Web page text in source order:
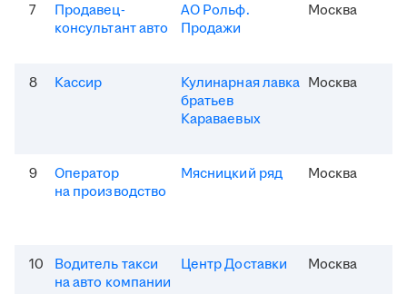
7
Продавец-
консультант авто
АО Рольф.
Продажи
Москва
8 Кассир
Кулинарная лавка
братьев
Караваевых
Москва
9
Оператор
на производство
Мясницкий ряд Москва
10
Водитель такси
на авто компании
Центр Доставки Москва